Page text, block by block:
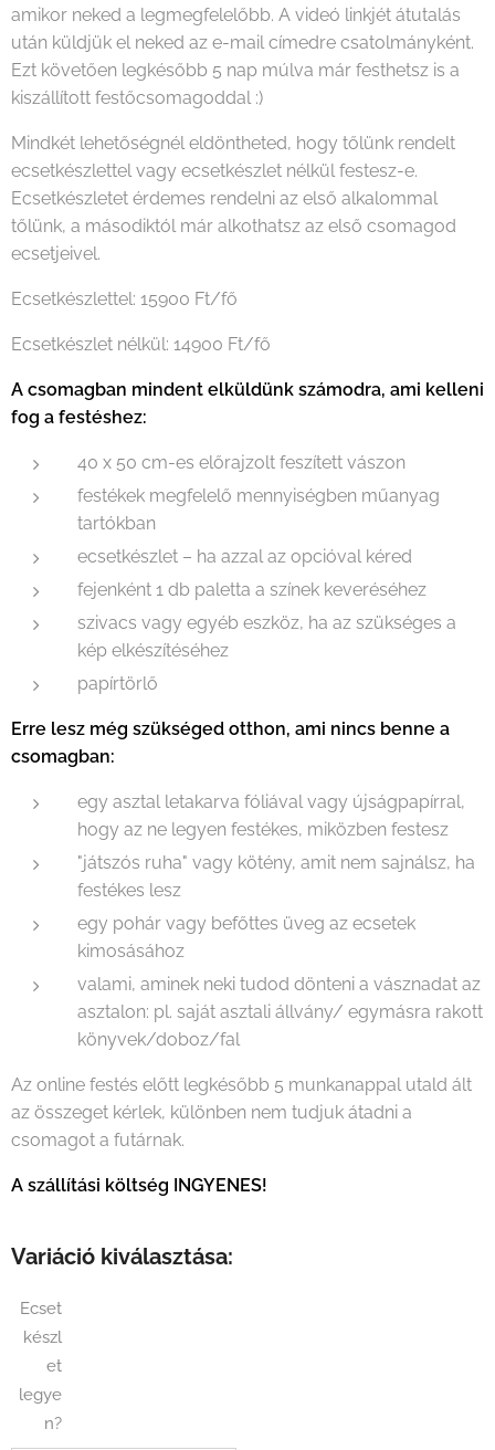
amikor neked a legmegfelelőbb. A videó linkjét átutalás
után küldjük el neked az e-mail címedre csatolmányként.
Ezt követően legkésőbb 5 nap múlva már festhetsz is a
kiszállított festőcsomagoddal :)
Mindkét lehetőségnél eldöntheted, hogy tőlünk rendelt
ecsetkészlettel vagy ecsetkészlet nélkül festesz-e.
Ecsetkészletet érdemes rendelni az első alkalommal
tőlünk, a másodiktól már alkothatsz az első csomagod
ecsetjeivel.
Ecsetkészlettel: 15900 Ft/fő
Ecsetkészlet nélkül: 14900 Ft/fő
A csomagban mindent elküldünk számodra, ami kelleni
fog a festéshez:
40 x 50 cm-es előrajzolt feszített vászon
festékek megfelelő mennyiségben műanyag
tartókban
ecsetkészlet – ha azzal az opcióval kéred
fejenként 1 db paletta a színek keveréséhez
szivacs vagy egyéb eszköz, ha az szükséges a
kép elkészítéséhez
papírtörlő
Erre lesz még szükséged otthon, ami nincs benne a
csomagban:
egy asztal letakarva fóliával vagy újságpapírral,
hogy az ne legyen festékes, miközben festesz
"játszós ruha" vagy kötény, amit nem sajnálsz, ha
festékes lesz
egy pohár vagy befőttes üveg az ecsetek
kimosásához
valami, aminek neki tudod dönteni a vásznadat az
asztalon: pl. saját asztali állvány/ egymásra rakott
könyvek/doboz/fal
Az online festés előtt legkésőbb 5 munkanappal utald ált
az összeget kérlek, különben nem tudjuk átadni a
csomagot a futárnak.
A szállítási költség INGYENES!
Variáció kiválasztása:
Ecset
készl
et
legye
n?